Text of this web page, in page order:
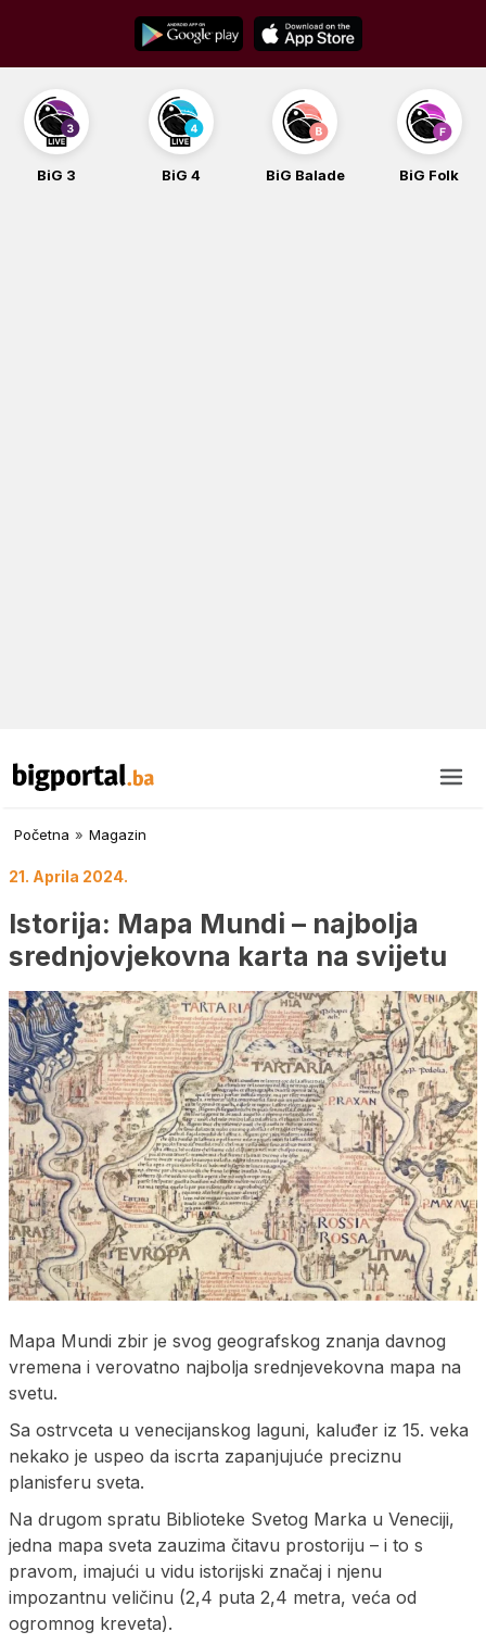
content
BiG 4 BiG Balade BiG Folk BiG iG
Početna » Magazin
21. Aprila 2024.
Istorija: Mapa Mundi – najbolja
srednjovjekovna karta na svijetu
Mapa Mundi zbir je svog geografskog znanja davnog
vremena i verovatno najbolja srednjevekovna mapa na
svetu.
Sa ostrvceta u venecijanskog laguni, kaluđer iz 15. veka
nekako je uspeo da iscrta zapanjujuće preciznu
planisferu sveta.
Na drugom spratu Biblioteke Svetog Marka u Veneciji,
jedna mapa sveta zauzima čitavu prostoriju – i to s
pravom, imajući u vidu istorijski značaj i njenu
impozantnu veličinu (2,4 puta 2,4 metra, veća od
ogromnog kreveta).